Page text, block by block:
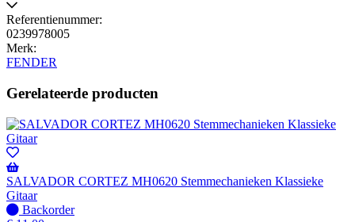
Referentienummer:
0239978005
Merk:
FENDER
Gerelateerde producten
SALVADOR CORTEZ MH0620 Stemmechanieken Klassieke
Gitaar
Niet
Backorder